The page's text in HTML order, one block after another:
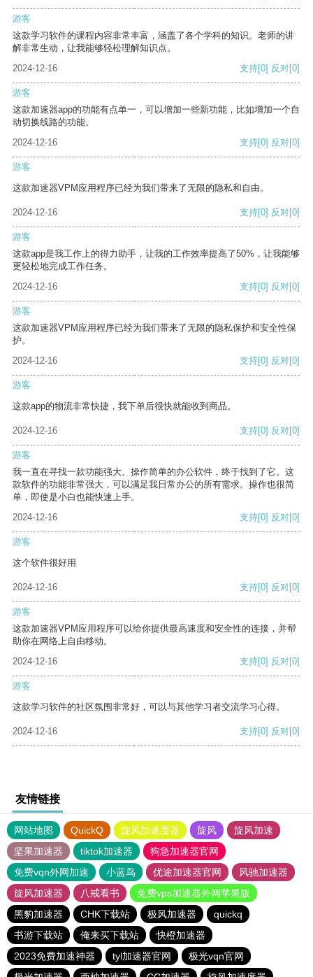
游客
这款学习软件的课程内容非常丰富，涵盖了各个学科的知识。老师的讲
解非常生动，让我能够轻松理解知识点。
2024-12-16
支持[0] 反对[0]
游客
这款加速器app的功能有点单一，可以增加一些新功能，比如增加一个自
动切换线路的功能。
2024-12-16
支持[0] 反对[0]
游客
这款加速器VPM应用程序已经为我们带来了无限的隐私和自由。
2024-12-16 支持[0] 反对[0]
游客
这款app是我工作上的得力助手，让我的工作效率提高了50%，让我能够
更轻松地完成工作任务。
2024-12-16
支持[0] 反对[0]
游客
这款加速器VPM应用程序已经为我们带来了无限的隐私保护和安全性保
护。
2024-12-16
支持[0] 反对[0]
游客
这款app的物流非常快捷，我下单后很快就能收到商品。
2024-12-16 支持[0] 反对[0]
游客
我一直在寻找一款功能强大、操作简单的办公软件，终于找到了它。这
款软件的功能非常强大，可以满足我日常办公的所有需求。操作也很简
单，即使是小白也能快速上手。
2024-12-16
支持[0] 反对[0]
游客
这个软件很好用
2024-12-16 支持[0] 反对[0]
游客
这款加速器VPM应用程序可以给你提供最高速度和安全性的连接，并帮
助你在网络上自由移动。
2024-12-16
支持[0] 反对[0]
游客
这款学习软件的社区氛围非常好，可以与其他学习者交流学习心得。
2024-12-16 支持[0] 反对[0]
友情链接
网站地图 QuickQ 旋风加速度器 旋风
旋风加速
坚果加速器
tiktok加速器
狗急加速器官网
免费vqn外网加速
小蓝鸟 优途加速器官网
风驰加速器
旋风加速器
八戒看书
免费vps加速器外网苹果版
黑豹加速器
CHK下载站 极风加速器
quickq
书游下载站
俺来买下载站
快橙加速器
2023免费加速神器
tyl加速器官网
极光vqn官网